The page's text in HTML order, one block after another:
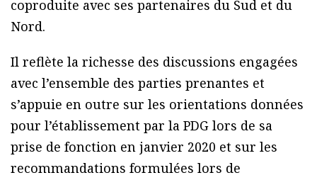
coproduite avec ses partenaires du Sud et du
Nord.
Il reflète la richesse des discussions engagées
avec l’ensemble des parties prenantes et
s’appuie en outre sur les orientations données
pour l’établissement par la PDG lors de sa
prise de fonction en janvier 2020 et sur les
recommandations formulées lors de